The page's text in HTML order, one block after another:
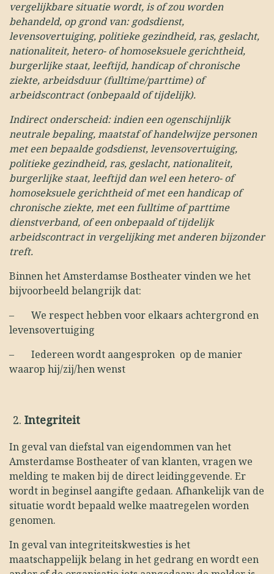
vergelijkbare situatie wordt, is of zou worden
behandeld, op grond van: godsdienst,
levensovertuiging, politieke gezindheid, ras, geslacht,
nationaliteit, hetero- of homoseksuele gerichtheid,
burgerlijke staat, leeftijd, handicap of chronische
ziekte, arbeidsduur (fulltime/parttime) of
arbeidscontract (onbepaald of tijdelijk).
Indirect onderscheid: indien een ogenschijnlijk
neutrale bepaling, maatstaf of handelwijze personen
met een bepaalde godsdienst, levensovertuiging,
politieke gezindheid, ras, geslacht, nationaliteit,
burgerlijke staat, leeftijd dan wel een hetero- of
homoseksuele gerichtheid of met een handicap of
chronische ziekte, met een fulltime of parttime
dienstverband, of een onbepaald of tijdelijk
arbeidscontract in vergelijking met anderen bijzonder
treft.
Binnen het Amsterdamse Bostheater vinden we het
bijvoorbeeld belangrijk dat:
–
We respect hebben voor elkaars achtergrond en
levensovertuiging
–
Iedereen wordt aangesproken op de manier
waarop hij/zij/hen wenst
Integriteit
In geval van diefstal van eigendommen van het
Amsterdamse Bostheater of van klanten, vragen we
melding te maken bij de direct leidinggevende. Er
wordt in beginsel aangifte gedaan. Afhankelijk van de
situatie wordt bepaald welke maatregelen worden
genomen.
In geval van integriteitskwesties is het
maatschappelijk belang in het gedrang en wordt een